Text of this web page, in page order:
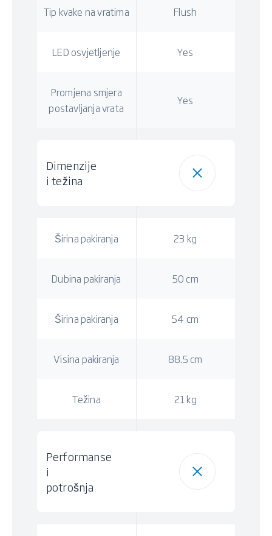
Tip kvake na vratima Flush
LED osvjetljenje Yes
Promjena smjera
postavljanja vrata
Yes
Dimenzije
i težina
Širina pakiranja 23 kg
Dubina pakiranja 50 cm
Širina pakiranja 54 cm
Visina pakiranja 88.5 cm
Težina 21 kg
Performanse
i
potrošnja